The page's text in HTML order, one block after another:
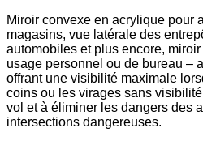
Miroir convexe en acrylique pour
magasins, vue latérale des
automobiles et plus encore,
usage personnel ou de bureau –
offrant une visibilité maximale
coins ou les virages sans
vol et à éliminer les dangers des
intersections dangereuses.